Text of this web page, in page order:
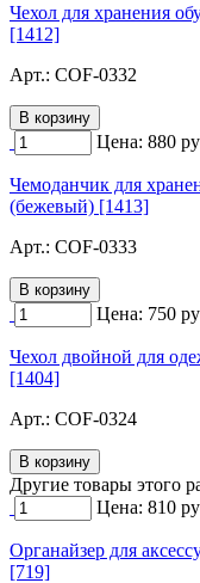
Чехол для хранения
[1412]
Арт.: COF-0332
Цена: 880
Чемоданчик для
(бежевый) [1413]
Арт.: COF-0333
Цена: 750
Чехол двойной для
[1404]
Арт.: COF-0324
Другие товары этого
Цена: 810
Органайзер для
[719]